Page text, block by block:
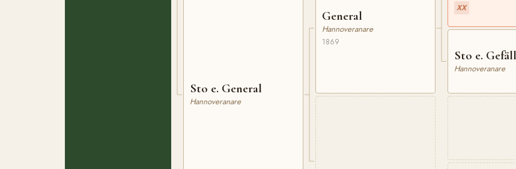
Sto e. General
Hannoveranare
General
Hannoveranare
1869
XX
Sto e.
Hannoveranare